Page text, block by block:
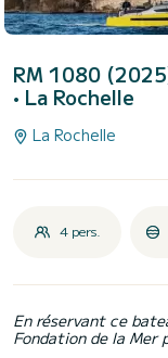
RM 1080
• La Rochelle
La Rochelle
4 pers.
En réservant ce
Fondation de la Mer